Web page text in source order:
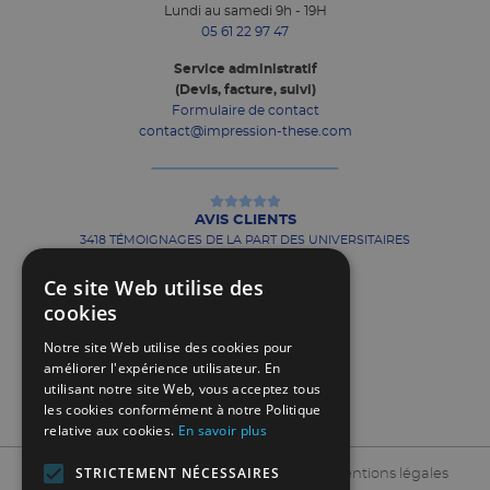
Lundi au samedi 9h - 19H
05 61 22 97 47
Service administratif
(Devis, facture, suivi)
Formulaire de contact
contact@impression-these.com
MON COMPTE
CONTACTS
AVIS CLIENTS
3418 TÉMOIGNAGES DE LA PART DES UNIVERSITAIRES
Contact Politique de confidentialité Mentions légales
Ce site Web utilise des
cookies
Notre site Web utilise des cookies pour
améliorer l'expérience utilisateur. En
utilisant notre site Web, vous acceptez tous
les cookies conformément à notre Politique
relative aux cookies. En savoir plus
STRICTEMENT NÉCESSAIRES